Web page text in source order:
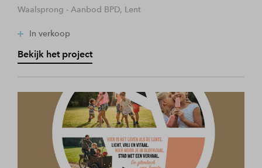
Waalsprong - Aanbod BPD, Lent
In verkoop
Bekijk het project